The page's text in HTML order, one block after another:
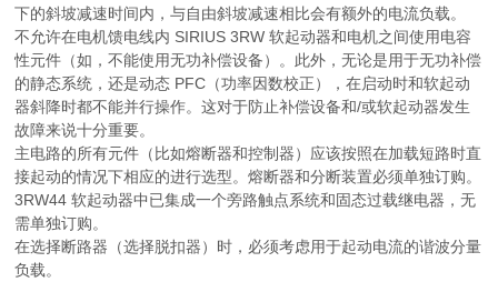
下的斜坡减速时间内，与自由斜坡减速相比会有额外的电流负载。
不允许在电机馈电线内 SIRIUS 3RW 软起动器和电机之间使用电容
性元件（如，不能使用无功补偿设备）。此外，无论是用于无功补偿
的静态系统，还是动态 PFC（功率因数校正），在启动时和软起动
器斜降时都不能并行操作。这对于防止补偿设备和/或软起动器发生
故障来说十分重要。
主电路的所有元件（比如熔断器和控制器）应该按照在加载短路时直
接起动的情况下相应的进行选型。熔断器和分断装置必须单独订购。
3RW44 软起动器中已集成一个旁路触点系统和固态过载继电器，无
需单独订购。
在选择断路器（选择脱扣器）时，必须考虑用于起动电流的谐波分量
负载。